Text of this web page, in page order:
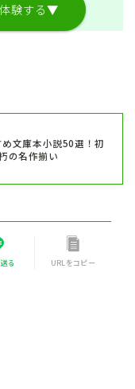
験する▼
文庫本小説50選！初
の名作揃い
る URLをコピー